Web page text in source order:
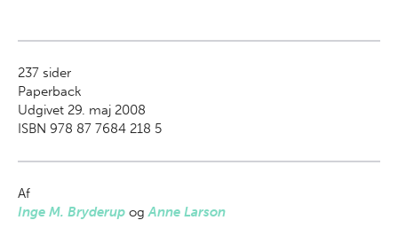
237 sider
Paperback
Udgivet 29. maj 2008
ISBN 978 87 7684 218 5
Af
Inge M. Bryderup ogAnne Larson